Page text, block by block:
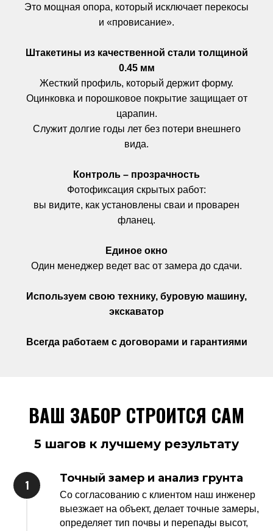
Это мощная опора, который исключает перекосы
и «провисание».
Штакетины из качественной стали толщиной
0.45 мм
Жесткий профиль, который держит форму.
Оцинковка и порошковое покрытие защищает от
царапин.
Служит долгие годы лет без потери внешнего
вида.
Контроль – прозрачность
Фотофиксация скрытых работ:
вы видите, как установлены сваи и проварен
фланец.
Единое окно
Один менеджер ведет вас от замера до сдачи.
Используем свою технику, буровую машину,
экскаватор
Всегда работаем с договорами и гарантиями
ВАШ ЗАБОР СТРОИТСЯ САМ
5 шагов к лучшему результату
Точный замер и анализ грунта
Со согласованию с клиентом наш инженер
выезжает на объект, делает точные замеры,
определяет тип почвы и перепады высот,